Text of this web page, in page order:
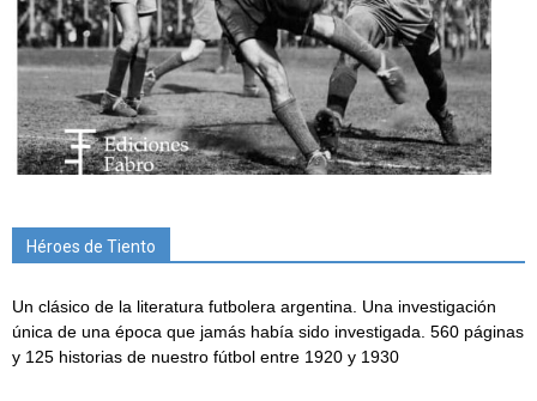
Héroes de Tiento
Un clásico de la literatura futbolera argentina. Una investigación
única de una época que jamás había sido investigada. 560 páginas
y 125 historias de nuestro fútbol entre 1920 y 1930